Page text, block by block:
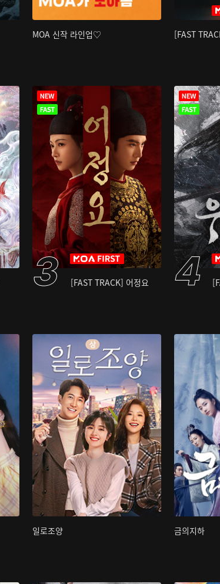
MOA 신작 라인업♡ [FAST
[FAST TRACK] 어정요
일로조양 금의지하